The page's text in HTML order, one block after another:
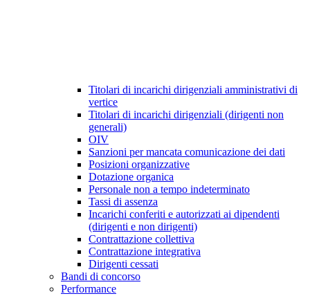
Titolari di incarichi dirigenziali amministrativi di
vertice
Titolari di incarichi dirigenziali (dirigenti non
generali)
OIV
Sanzioni per mancata comunicazione dei dati
Posizioni organizzative
Dotazione organica
Personale non a tempo indeterminato
Tassi di assenza
Incarichi conferiti e autorizzati ai dipendenti
(dirigenti e non dirigenti)
Contrattazione collettiva
Contrattazione integrativa
Dirigenti cessati
Bandi di concorso
Performance